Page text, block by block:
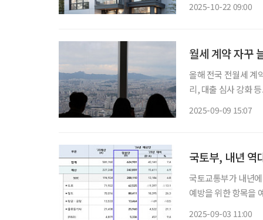
2025-10-22 09:00
월세 계약 자꾸
올해 전국 전월세 계
리, 대출 심사 강화
2025-09-09 15:07
국토부, 내년 역
국토교통부가 내년
예방을 위한 항목을 예산에 반영했다. 2일 국토부
2025-09-03 11:00